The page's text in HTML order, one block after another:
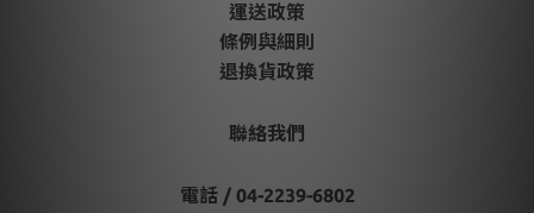
運送政策
條例與細則
退換貨政策
聯絡我們
電話 / 04-2239-6802